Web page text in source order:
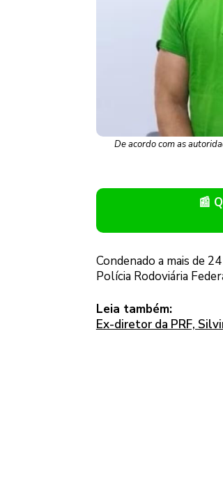
De acordo com as
📰
Condenado a mais de
Polícia Rodoviária
Leia também:
Ex-diretor da PRF,